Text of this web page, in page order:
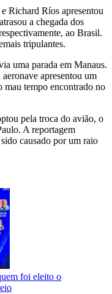
Richard Ríos apresentou
a chegada dos
ao Brasil.
tripulantes.
uma parada em Manaus.
apresentou um
mau tempo encontrado no
pela troca do avião, o
A reportagem
causado por um raio
foi eleito o